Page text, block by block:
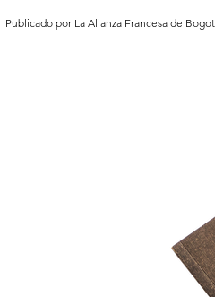
Publicado por La Alianza Francesa de